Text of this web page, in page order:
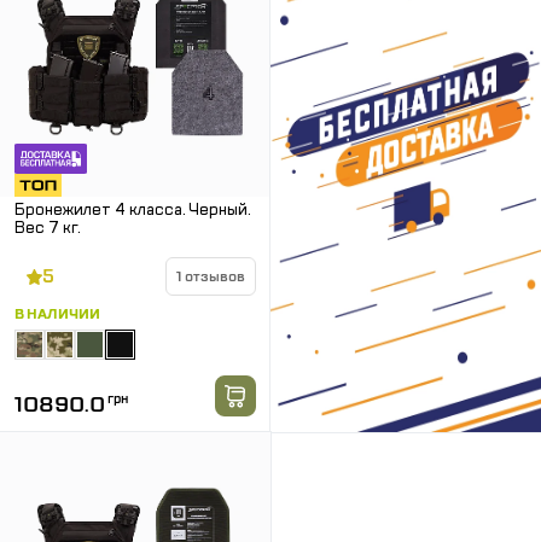
Бронежилет 4 класса. Черный.
Вес 7 кг.
5 1 отзывов
В НАЛИЧИИ
10890.0 грн